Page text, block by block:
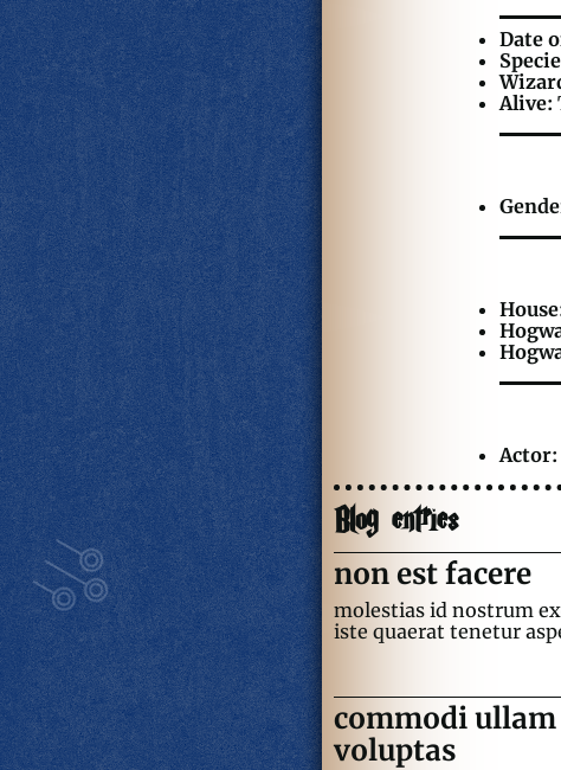
Date
Alive:
Actor:
Blog entries
non est facere
molestias id nostrum
iste quaerat tenetur
commodi
voluptas